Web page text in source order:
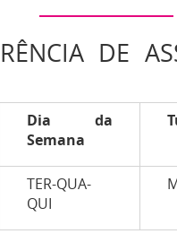
DE
Dia da
Semana
TER-QUA-
QUI